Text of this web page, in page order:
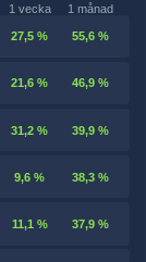
1 vecka 1 månad
27,5 % 55,6 %
21,6 % 46,9 %
31,2 % 39,9 %
9,6 % 38,3 %
11,1 % 37,9 %